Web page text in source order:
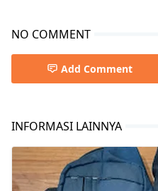
NO COMMENT
Add Comment
INFORMASI LAINNYA